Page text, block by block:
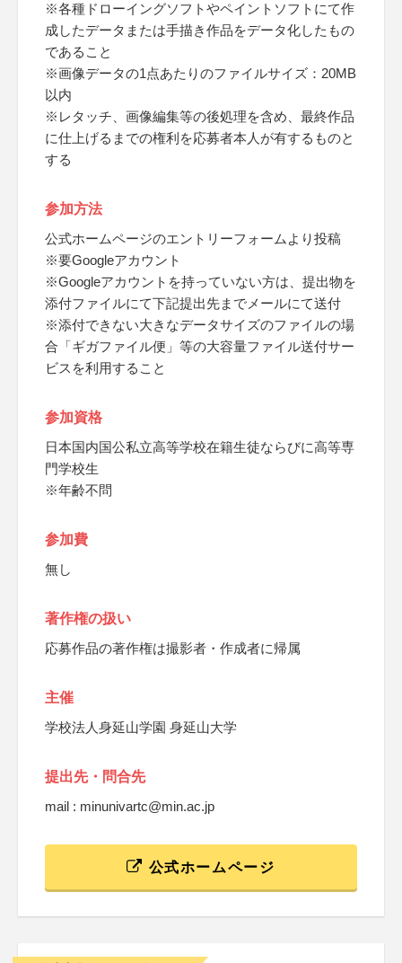
※各種ドローイングソフトやペイントソフトにて作
成したデータまたは手描き作品をデータ化したもの
であること
※画像データの1点あたりのファイルサイズ：20MB
以内
※レタッチ、画像編集等の後処理を含め、最終作品
に仕上げるまでの権利を応募者本人が有するものと
する
参加方法
公式ホームページのエントリーフォームより投稿
※要Googleアカウント
※Googleアカウントを持っていない方は、提出物を
添付ファイルにて下記提出先までメールにて送付
※添付できない大きなデータサイズのファイルの場
合「ギガファイル便」等の大容量ファイル送付サー
ビスを利用すること
参加資格
日本国内国公私立高等学校在籍生徒ならびに高等専
門学校生
※年齢不問
参加費
無し
著作権の扱い
応募作品の著作権は撮影者・作成者に帰属
主催
学校法人身延山学園 身延山大学
提出先・問合先
mail : minunivartc@min.ac.jp
公式ホームページ